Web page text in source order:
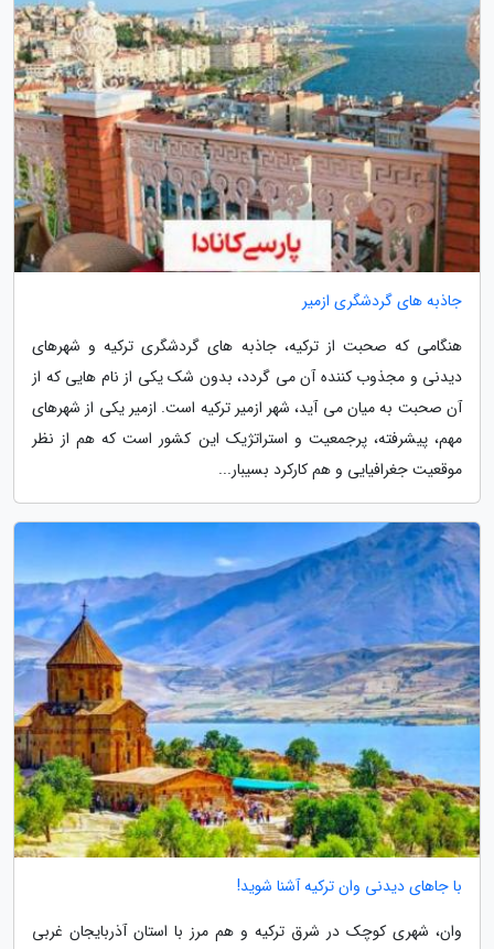
جاذبه های گردشگری ازمیر
هنگامی که صحبت از ترکیه، جاذبه های گردشگری ترکیه و شهرهای
دیدنی و مجذوب کننده آن می گردد، بدون شک یکی از نام هایی که از
آن صحبت به میان می آید، شهر ازمیر ترکیه است. ازمیر یکی از شهرهای
مهم، پیشرفته، پرجمعیت و استراتژیک این کشور است که هم از نظر
موقعیت جغرافیایی و هم کارکرد بسیبار...
با جاهای دیدنی وان ترکیه آشنا شوید!
وان، شهری کوچک در شرق ترکیه و هم مرز با استان آذربایجان غربی